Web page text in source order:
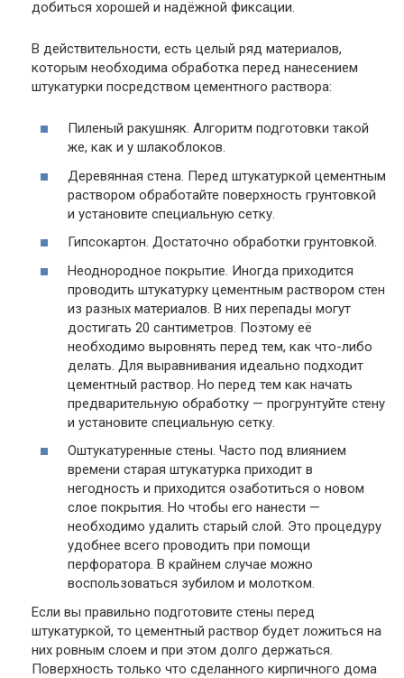
добиться хорошей и надёжной фиксации.
В действительности, есть целый ряд материалов,
которым необходима обработка перед нанесением
штукатурки посредством цементного раствора:
Пиленый ракушняк. Алгоритм подготовки такой
же, как и у шлакоблоков.
Деревянная стена. Перед штукатуркой цементным
раствором обработайте поверхность грунтовкой
и установите специальную сетку.
Гипсокартон. Достаточно обработки грунтовкой.
Неоднородное покрытие. Иногда приходится
проводить штукатурку цементным раствором стен
из разных материалов. В них перепады могут
достигать 20 сантиметров. Поэтому её
необходимо выровнять перед тем, как что-либо
делать. Для выравнивания идеально подходит
цементный раствор. Но перед тем как начать
предварительную обработку — прогрунтуйте стену
и установите специальную сетку.
Оштукатуренные стены. Часто под влиянием
времени старая штукатурка приходит в
негодность и приходится озаботиться о новом
слое покрытия. Но чтобы его нанести —
необходимо удалить старый слой. Это процедуру
удобнее всего проводить при помощи
перфоратора. В крайнем случае можно
воспользоваться зубилом и молотком.
Если вы правильно подготовите стены перед
штукатуркой, то цементный раствор будет ложиться на
них ровным слоем и при этом долго держаться.
Поверхность только что сделанного кирпичного дома